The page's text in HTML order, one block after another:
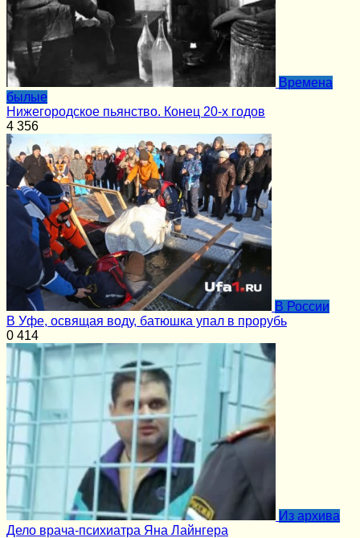
Времена
былые
Нижегородское пьянство. Конец 20-х годов
4 356
В России
В Уфе, освящая воду, батюшка упал в прорубь
0 414
Из архива
Дело врача-психиатра Яна Лайнгера